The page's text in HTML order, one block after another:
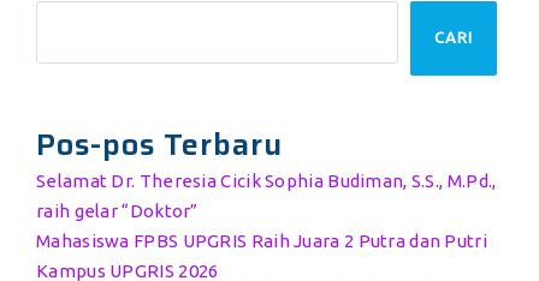
CARI
Pos-pos Terbaru
Selamat Dr. Theresia Cicik Sophia Budiman, S.S., M.Pd.,
raih gelar “Doktor”
Mahasiswa FPBS UPGRIS Raih Juara 2 Putra dan Putri
Kampus UPGRIS 2026